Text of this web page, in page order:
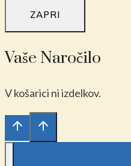
ZAPRI
Vaše Naročilo
V košarici ni izdelkov.